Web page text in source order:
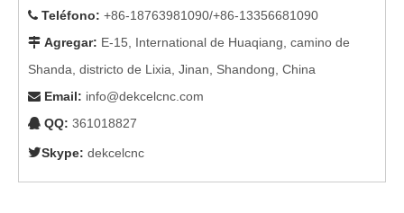
 Teléfono: +86-18763981090/+86-13356681090
 Agregar: E-15, International de Huaqiang, camino de
Shanda, districto de Lixia, Jinan, Shandong, China
 Email: info@dekcelcnc.com
 QQ: 361018827
Skype: dekcelcnc